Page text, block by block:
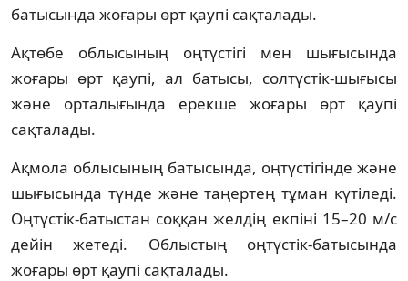
батысында жоғары өрт қаупі сақталады.
Ақтөбе облысының оңтүстігі мен шығысында
жоғары өрт қаупі, ал батысы, солтүстік-шығысы
және орталығында ерекше жоғары өрт қаупі
сақталады.
Ақмола облысының батысында, оңтүстігінде және
шығысында түнде және таңертең тұман күтіледі.
Оңтүстік-батыстан соққан желдің екпіні 15–20 м/с
дейін жетеді. Облыстың оңтүстік-батысында
жоғары өрт қаупі сақталады.